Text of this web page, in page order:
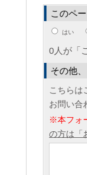
このペ
はい
0人が「
その他
こちらは
お問い合
※本フォ
の方は「